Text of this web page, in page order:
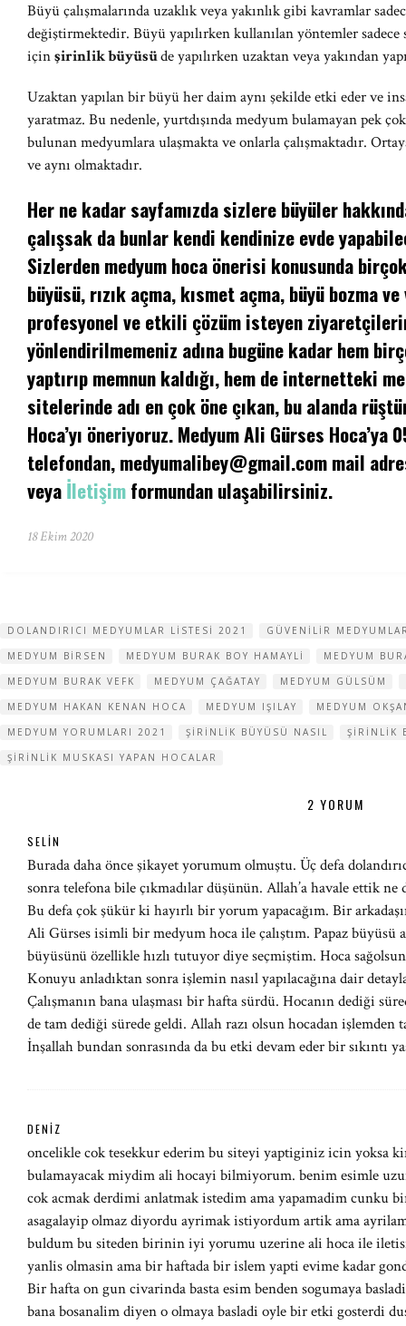
Büyü çalışmalarında uzaklık veya yakınlık gibi kavramlar
değiştirmektedir. Büyü yapılırken kullanılan yöntemler
içinşirinlik büyüsüde yapılırken uzaktan veya yakından
Uzaktan yapılan bir büyü her daim aynı şekilde etki eder ve
yaratmaz. Bu nedenle, yurtdışında medyum bulamayan pek
bulunan medyumlara ulaşmakta ve onlarla çalışmaktadır.
ve aynı olmaktadır.
Her ne kadar sayfamızda sizlere büyüler
çalışsak da bunlar kendi kendinize evde
Sizlerden medyum hoca önerisi konusunda
büyüsü, rızık açma, kısmet açma, büyü bozma
profesyonel ve etkili çözüm isteyen
yönlendirilmemeniz adına bugüne kadar hem
yaptırıp memnun kaldığı, hem de internetteki
sitelerinde adı en çok öne çıkan, bu alanda
Hoca’yı öneriyoruz. Medyum Ali Gürses Hoca’ya
telefondan,medyumalibey@gmail.commail
veyaİletişimformundan ulaşabilirsiniz.
18 Ekim 2020
DOLANDIRICI MEDYUMLAR LISTESI 2021
GÜVENILIR
MEDYUM BIRSEN
MEDYUM BURAK BOY HAMAYLI
MEDYUM
MEDYUM BURAK VEFK
MEDYUM ÇAĞATAY
MEDYUM GÜLSÜM
MEDYUM HAKAN KENAN HOCA
MEDYUM IŞILAY
MEDYUM
MEDYUM YORUMLARI 2021
ŞIRINLIK BÜYÜSÜ NASIL
ŞIRINLIK
ŞIRINLIK MUSKASI YAPAN HOCALAR
2 YORUM
SELIN
Burada daha önce şikayet yorumum olmuştu. Üç defa
sonra telefona bile çıkmadılar düşünün. Allah’a havale ettik
Bu defa çok şükür ki hayırlı bir yorum yapacağım. Bir
Ali Gürses isimli bir medyum hoca ile çalıştım. Papaz büyüsü
büyüsünü özellikle hızlı tutuyor diye seçmiştim. Hoca
Konuyu anladıktan sonra işlemin nasıl yapılacağına dair
Çalışmanın bana ulaşması bir hafta sürdü. Hocanın dediği
de tam dediği sürede geldi. Allah razı olsun hocadan
İnşallah bundan sonrasında da bu etki devam eder bir sıkıntı
DENIZ
oncelikle cok tesekkur ederim bu siteyi yaptiginiz icin yoksa
bulamayacak miydim ali hocayi bilmiyorum. benim esimle
cok acmak derdimi anlatmak istedim ama yapamadim cunku
asagalayip olmaz diyordu ayrimak istiyordum artik ama
buldum bu siteden birinin iyi yorumu uzerine ali hoca ile
yanlis olmasin ama bir haftada bir islem yapti evime kadar
Bir hafta on gun civarinda basta esim benden sogumaya
bana bosanalim diyen o olmaya basladi oyle bir etki gosterdi